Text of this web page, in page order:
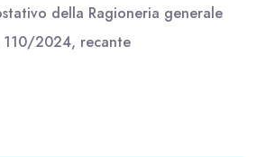
della Ragioneria generale
110/2024, recante